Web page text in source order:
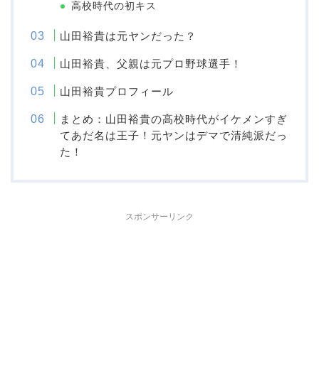
高校時代の初キス
山田裕貴は元ヤンだった？
山田裕貴、父親は元プロ野球選手！
山田裕貴プロフィール
まとめ：山田裕貴の高校時代がイケメンすぎ
てあだ名は王子！元ヤンはデマで清純派だっ
た！
スポンサーリンク